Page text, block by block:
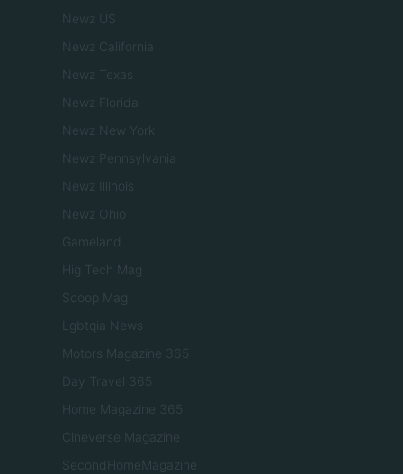
Newz US
Newz California
Newz Texas
Newz Florida
Newz New York
Newz Pennsylvania
Newz Illinois
Newz Ohio
Gameland
Hig Tech Mag
Scoop Mag
Lgbtqia News
Motors Magazine 365
Day Travel 365
Home Magazine 365
Cineverse Magazine
SecondHomeMagazine